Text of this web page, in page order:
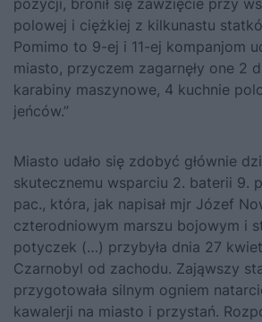
polowej i ciężkiej z kilkunastu
Pomimo to 9-ej i 11-ej kompanjom
miasto, przyczem zagarnęły one 2
karabiny maszynowe, 4 kuchnie
jeńców.”
Miasto udało się zdobyć głównie
skutecznemu wsparciu 2. baterii 9.
pac., która, jak napisał mjr Józef
czterodniowym marszu bojowym i
potyczek (…) przybyła dnia 27
Czarnobyl od zachodu. Zająwszy
przygotowała silnym ogniem
kawalerji na miasto i przystań.